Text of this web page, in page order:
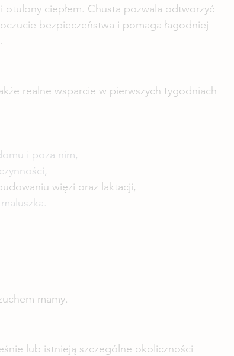
otulony ciepłem. Chusta pozwala odtworzyć
bezpieczeństwa i pomaga łagodniej
realne wsparcie w pierwszych tygodniach
i poza nim,
więzi oraz laktacji,
mamy.
lub istnieją szczególne okoliczności